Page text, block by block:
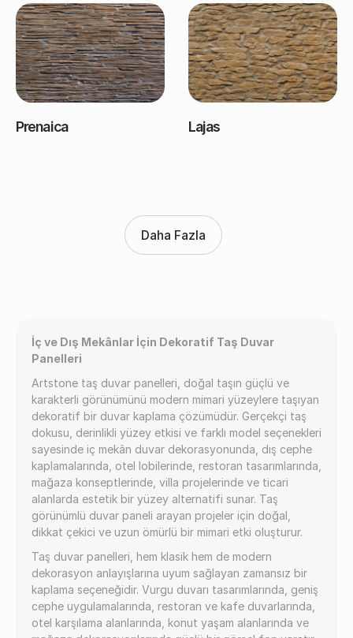
Prenaica Lajas
Daha Fazla
İç ve Dış Mekânlar İçin Dekoratif Taş Duvar
Panelleri
Artstone taş duvar panelleri, doğal taşın güçlü ve
karakterli görünümünü modern mimari yüzeylere taşıyan
dekoratif bir duvar kaplama çözümüdür. Gerçekçi taş
dokusu, derinlikli yüzey etkisi ve farklı model seçenekleri
sayesinde iç mekân duvar dekorasyonunda, dış cephe
kaplamalarında, otel lobilerinde, restoran tasarımlarında,
mağaza konseptlerinde, villa projelerinde ve ticari
alanlarda estetik bir yüzey alternatifi sunar. Taş
görünümlü duvar paneli arayan projeler için doğal,
dikkat çekici ve uzun ömürlü bir mimari etki oluşturur.
Taş duvar panelleri, hem klasik hem de modern
dekorasyon anlayışlarına uyum sağlayan zamansız bir
kaplama seçeneğidir. Vurgu duvarı tasarımlarında, geniş
cephe uygulamalarında, restoran ve kafe duvarlarında,
otel karşılama alanlarında, konut yaşam alanlarında ve